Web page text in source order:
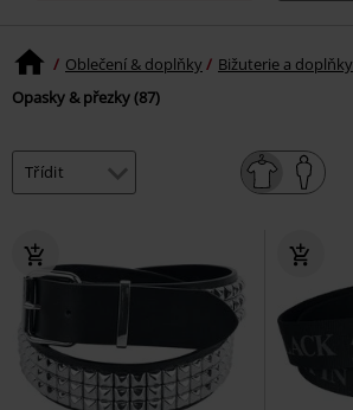
Oblečení & doplňky
Bižuterie a doplňky
Opasky & přezky (87)